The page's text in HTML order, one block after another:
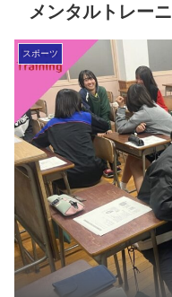
メンタルトレー
スポーツ